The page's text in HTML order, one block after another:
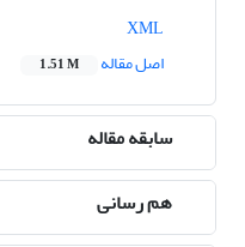
اصل مقاله
1.51 M
سابقه مقاله
هم رسانی